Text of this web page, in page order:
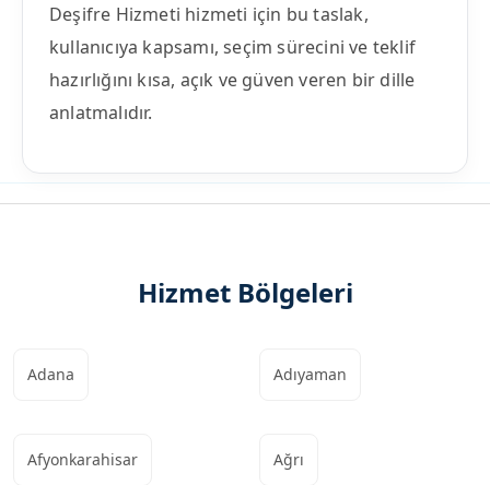
Deşifre Hizmeti hizmeti için bu taslak,
kullanıcıya kapsamı, seçim sürecini ve teklif
hazırlığını kısa, açık ve güven veren bir dille
anlatmalıdır.
Hizmet Bölgeleri
Adana Adıyaman
Afyonkarahisar Ağrı